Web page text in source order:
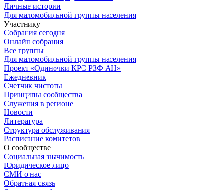
Личные истории
Для маломобильной группы населения
Участнику
Собрания сегодня
Онлайн собрания
Все группы
Для маломобильной группы населения
Проект «Одиночки КРС РЗФ АН»
Ежедневник
Счетчик чистоты
Принципы сообщества
Служения в регионе
Новости
Литература
Структура обслуживания
Расписание комитетов
О сообществе
Социальная значимость
Юридическое лицо
СМИ о нас
Обратная связь